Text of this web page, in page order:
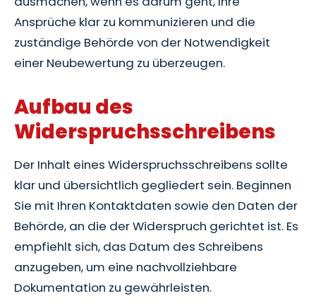
Ansprüche klar zu kommunizieren und die
zuständige Behörde von der Notwendigkeit
einer Neubewertung zu überzeugen.
Aufbau des
Widerspruchsschreibens
Der Inhalt eines Widerspruchsschreibens sollte
klar und übersichtlich gegliedert sein. Beginnen
Sie mit Ihren Kontaktdaten sowie den Daten der
Behörde, an die der Widerspruch gerichtet ist. Es
empfiehlt sich, das Datum des Schreibens
anzugeben, um eine nachvollziehbare
Dokumentation zu gewährleisten.